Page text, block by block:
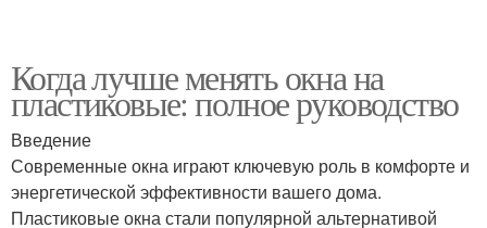
Когда лучше менять окна на
пластиковые: полное руководство
Введение
Современные окна играют ключевую роль в комфорте и
энергетической эффективности вашего дома.
Пластиковые окна стали популярной альтернативой